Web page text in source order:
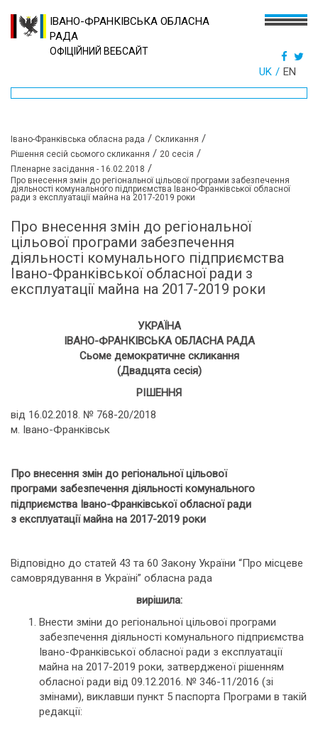
ІВАНО-ФРАНКІВСЬКА ОБЛАСНА
РАДА
ОФІЦІЙНИЙ ВЕБСАЙТ
UK EN
Івано-Франківська обласна рада / Скликання /
Рішення сесій сьомого скликання / 20 сесія /
Пленарне засідання - 16.02.2018 /
Про внесення змін до регіональної цільової програми забезпечення
діяльності комунального підприємства Івано-Франківської обласної
ради з експлуатації майна на 2017-2019 роки
Про внесення змін до регіональної
цільової програми забезпечення
діяльності комунального підприємства
Івано-Франківської обласної ради з
експлуатації майна на 2017-2019 роки
УКРАЇНА
ІВАНО-ФРАНКІВСЬКА ОБЛАСНА РАДА
Cьоме демократичне скликання
(Двадцята сесія)
РІШЕННЯ
від 16.02.2018. № 768-20/2018
м. Івано-Франківськ
Про внесення змін до регіональної цільової
програми забезпечення діяльності комунального
підприємства Івано-Франківської обласної ради
з експлуатації майна на 2017-2019 роки
Відповідно до статей 43 та 60 Закону України “Про місцеве
самоврядування в Україні” обласна рада
вирішила:
Внести зміни до регіональної цільової програми
забезпечення діяльності комунального підприємства
Івано-Франківської обласної ради з експлуатації
майна на 2017-2019 роки, затвердженої рішенням
обласної ради від 09.12.2016. № 346-11/2016 (зі
змінами), виклавши пункт 5 паспорта Програми в такій
редакції: